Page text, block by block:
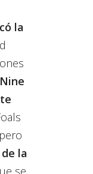
la
Nine
la
se